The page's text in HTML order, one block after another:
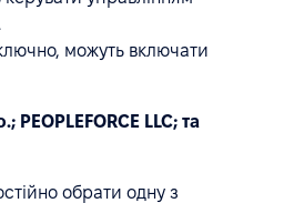
можуть включати
PEOPLEFORCE LLC; та
обрати одну з